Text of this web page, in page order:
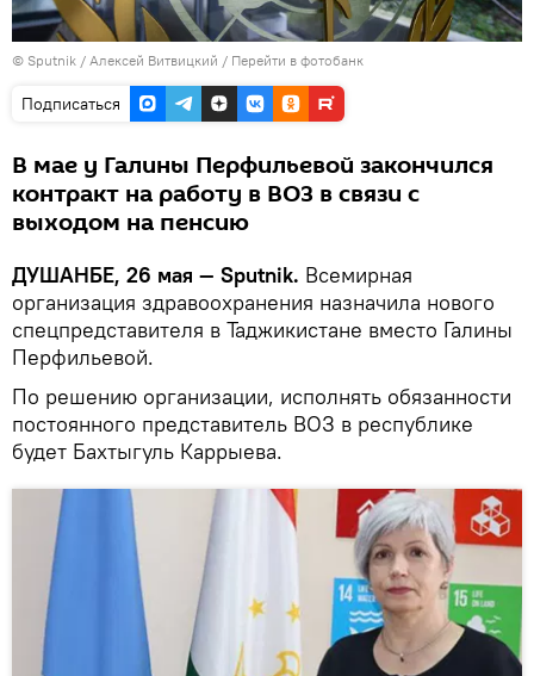
© Sputnik / Алексей Витвицкий / Перейти в фотобанк
Подписаться
В мае у Галины Перфильевой закончился
контракт на работу в ВОЗ в связи с
выходом на пенсию
ДУШАНБЕ, 26 мая — Sputnik. Всемирная
организация здравоохранения назначила нового
спецпредставителя в Таджикистане вместо Галины
Перфильевой.
По решению организации, исполнять обязанности
постоянного представитель ВОЗ в республике
будет Бахтыгуль Каррыева.